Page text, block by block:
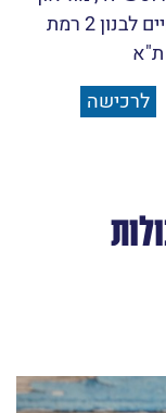
א"י, חיים לבנון 2 רמת
ת"א
לרכישה